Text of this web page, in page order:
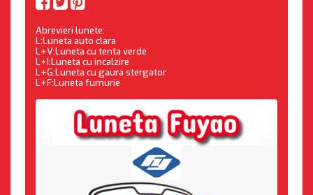
Abrevieri lunete:
L:Luneta auto clara
L+V:Luneta cu tenta verde
L+I:Luneta cu incalzire
L+G:Luneta cu gaura stergator
L+F:Luneta fumurie